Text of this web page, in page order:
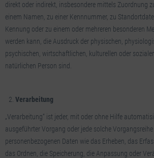
direkt oder indirekt, insbesondere mittels Zuordnung
einem Namen, zu einer Kennnummer, zu
Kennung oder zu einem oder mehreren besonderen
werden kann, die Ausdruck der physischen,
psychischen, wirtschaftlichen, kulturellen oder
natürlichen Person sind.
Verarbeitung
„Verarbeitung“ ist jeder, mit oder ohne Hilfe
ausgeführter Vorgang oder jede solche
personenbezogenen Daten wie das Erheben, das
das Ordnen, die Speicherung, die Anpassung oder